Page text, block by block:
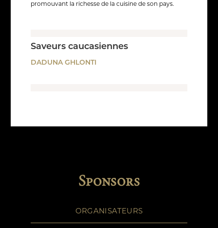
promouvant la richesse de la cuisine de son pays.
Saveurs caucasiennes
DADUNA GHLONTI
Sponsors
ORGANISATEURS